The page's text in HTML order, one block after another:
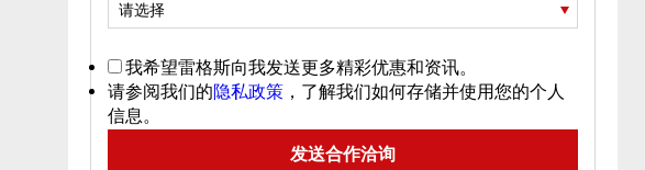
请选择
我希望雷格斯向我发送更多精彩优惠和资讯。
请参阅我们的隐私政策 ，了解我们如何存储并使用您的个人
信息。